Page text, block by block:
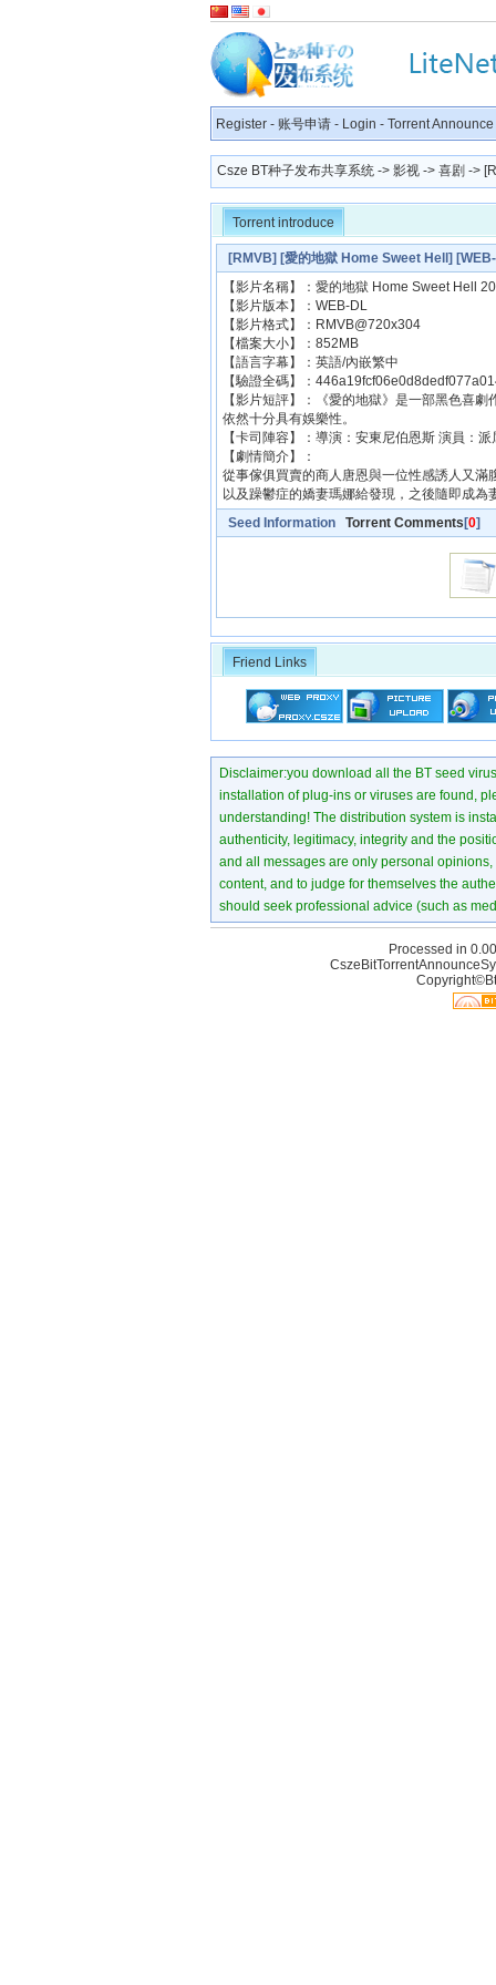
Register - 账号申请 - Login - Torrent Announce
Csze BT种子发布共享系统 -> 影视 -> 喜剧 ->
Torrent introduce
[RMVB] [愛的地獄 Home Sweet Hell]
【影片名稱】：愛的地獄 Home Sweet Hell
【影片版本】：WEB-DL
【影片格式】：RMVB@720x304
【檔案大小】：852MB
【語言字幕】：英語/內嵌繁中
【驗證全碼】：
【影片短評】：《愛的地獄》是一部黑色喜
依然十分具有娛樂性。
【卡司陣容】：導演：安東尼伯恩斯 演員：
【劇情簡介】：
從事傢俱買賣的商人唐恩與一位性感誘人又
以及躁鬱症的嬌妻瑪娜給發現，之後隨即成
Seed Information Torrent Comments [0]
Friend Links
Disclaimer:you download all the BT seed
installation of plug-ins or viruses are found,
understanding! The distribution system is
authenticity, legitimacy, integrity and the
and all messages are only personal
content, and to judge for themselves the
should seek professional advice (such as
Processed in